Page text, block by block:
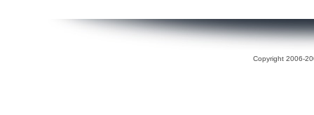
Copyright 2006-